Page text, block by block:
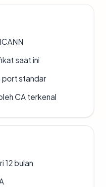
saat ini
port standar
CA terkenal
12 bulan